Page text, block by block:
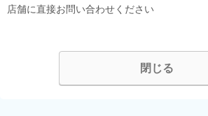
店舗に直接お問い合わせください
閉じる